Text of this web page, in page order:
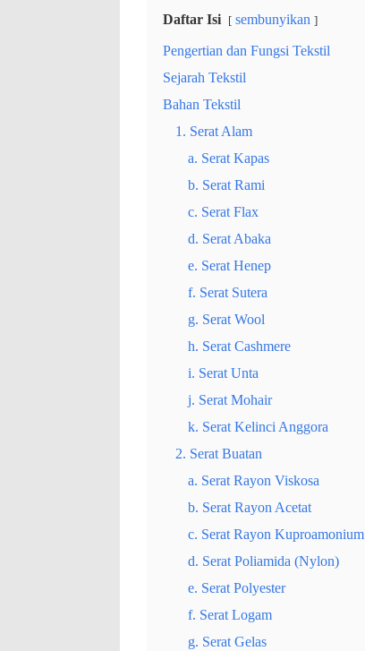
Daftar Isi sembunyikan
Pengertian dan Fungsi Tekstil
Sejarah Tekstil
Bahan Tekstil
1. Serat Alam
a. Serat Kapas
b. Serat Rami
c. Serat Flax
d. Serat Abaka
e. Serat Henep
f. Serat Sutera
g. Serat Wool
h. Serat Cashmere
i. Serat Unta
j. Serat Mohair
k. Serat Kelinci Anggora
2. Serat Buatan
a. Serat Rayon Viskosa
b. Serat Rayon Acetat
c. Serat Rayon Kuproamonium
d. Serat Poliamida (Nylon)
e. Serat Polyester
f. Serat Logam
g. Serat Gelas